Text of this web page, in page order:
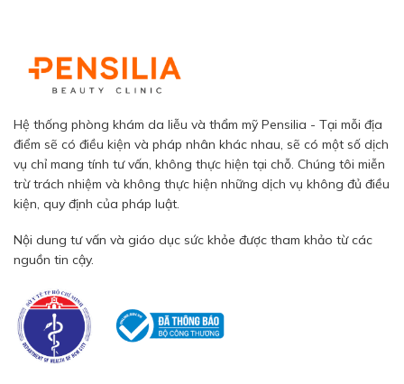
Hệ thống phòng khám da liễu và thẩm mỹ Pensilia - Tại mỗi địa
điểm sẽ có điều kiện và pháp nhân khác nhau, sẽ có một số dịch
vụ chỉ mang tính tư vấn, không thực hiện tại chỗ. Chúng tôi miễn
trừ trách nhiệm và không thực hiện những dịch vụ không đủ điều
kiện, quy định của pháp luật.
Nội dung tư vấn và giáo dục sức khỏe được tham khảo từ các
nguồn tin cậy.